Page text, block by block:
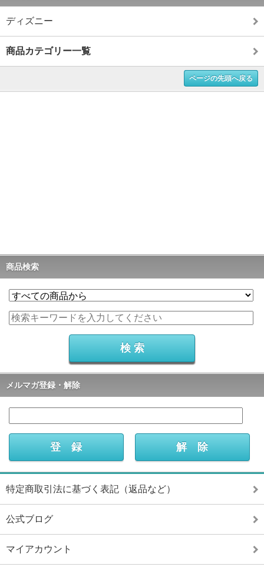
ディズニー
商品カテゴリー一覧
ページの先頭へ戻る
商品検索
メルマガ登録・解除
特定商取引法に基づく表記（返品など）
公式ブログ
マイアカウント